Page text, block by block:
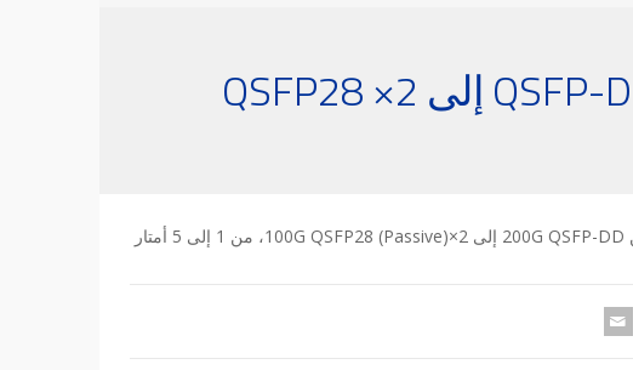
كابل DAC Passive نحاس مباشر للتوصيل من QSFP-DD 200G إلى 2× QSFP28